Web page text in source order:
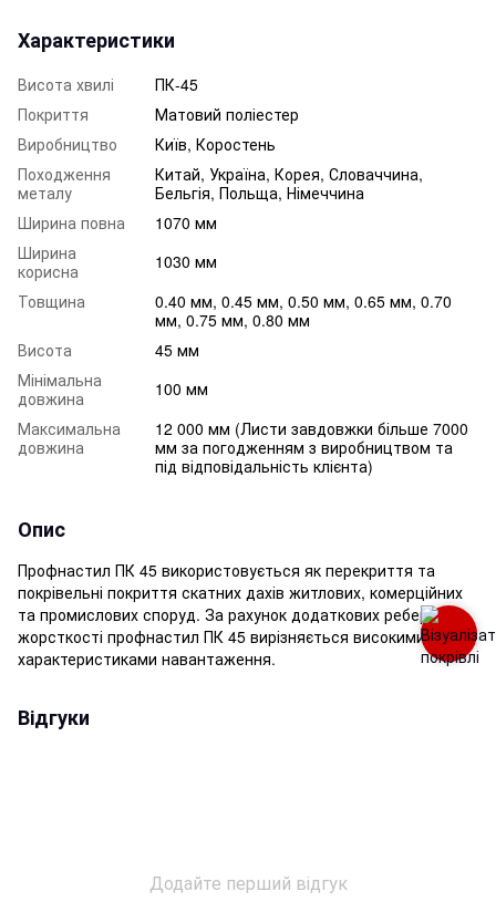
Характеристики
Висота хвилі
ПК-45
Покриття
Матовий поліестер
Виробництво
Київ, Коростень
Походження
металу
Китай, Україна, Корея, Словаччина,
Бельгія, Польща, Німеччина
Ширина повна
1070 мм
Ширина
корисна
1030 мм
Товщина
0.40 мм, 0.45 мм, 0.50 мм, 0.65 мм, 0.70
мм, 0.75 мм, 0.80 мм
Висота
45 мм
Мінімальна
довжина
100 мм
Максимальна
довжина
12 000 мм (Листи завдовжки більше 7000
мм за погодженням з виробництвом та
під відповідальність клієнта)
Опис
Профнастил ПК 45 використовується як перекриття та
покрівельні покриття скатних дахів житлових, комерційних
та промислових споруд. За рахунок додаткових ребер
жорсткості профнастил ПК 45 вирізняється високими
характеристиками навантаження.
Відгуки
Додайте перший відгук